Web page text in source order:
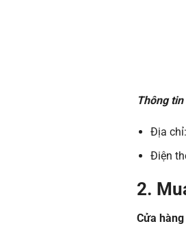
Thông
Địa
Điện
2.
Cửa